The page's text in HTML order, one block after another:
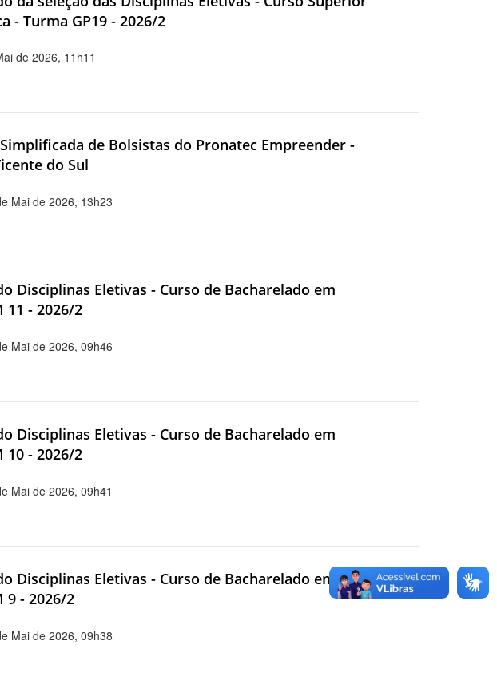
- Turma GP19 - 2026/2
de 2026, 11h11
de Bolsistas do Pronatec Empreender -
do Sul
Mai de 2026, 13h23
Disciplinas Eletivas - Curso de Bacharelado em
11 - 2026/2
Mai de 2026, 09h46
Disciplinas Eletivas - Curso de Bacharelado em
10 - 2026/2
Mai de 2026, 09h41
Disciplinas Eletivas - Curso de Bacharelado em
9 - 2026/2
Mai de 2026, 09h38